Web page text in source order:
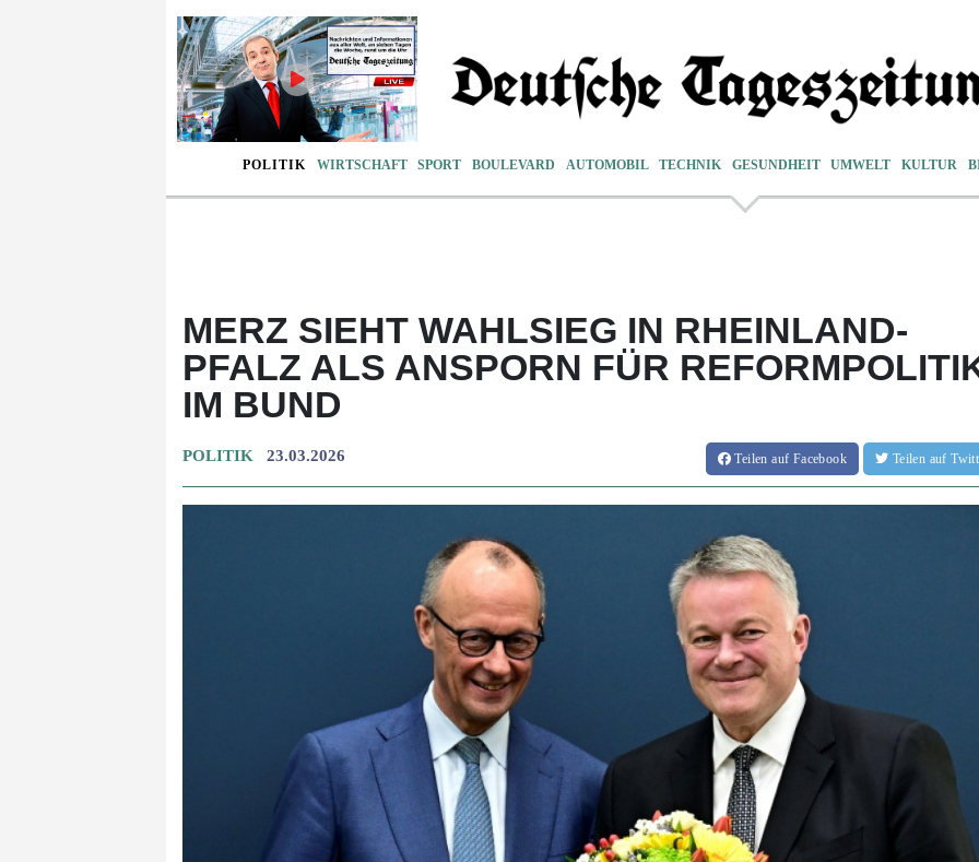
POLITIK WIRTSCHAFT SPORT BOULEVARD AUTOMOBIL TECHNIK GESUNDHEIT UMWELT KULTUR
MERZ SIEHT WAHLSIEG IN RHEINLAND-
PFALZ ALS ANSPORN FÜR
IM BUND
POLITIK 23.03.2026 Teilenauf Facebook Teilen auf